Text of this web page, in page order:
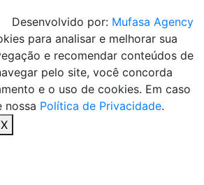
Desenvolvido por: Mufasa Agency
para analisar e melhorar sua
e recomendar conteúdos de
pelo site, você concorda
e o uso de cookies. Em caso
nossa Política de Privacidade.
X